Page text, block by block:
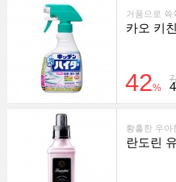
거품으로 쓕
카오 키
42%